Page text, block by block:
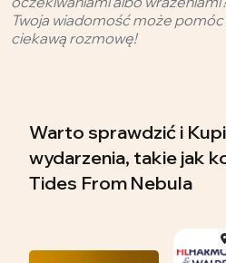
Twoja wiadomość może
ciekawą rozmowę!
Warto sprawdzić i
wydarzenia, takie jak
Tides From Nebula